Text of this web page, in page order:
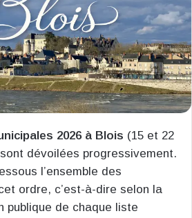
2026 à Blois (15 et 22
dévoilées progressivement.
l’ensemble des
ordre, c’est-à-dire selon la
publique de chaque liste